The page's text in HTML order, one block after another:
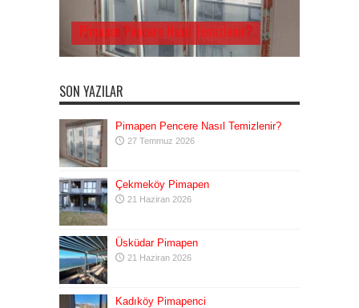
Pimapen Pencere Nasıl Temizlenir?
SON YAZILAR
Pimapen Pencere Nasıl Temizlenir?
27 Temmuz 2026
Çekmeköy Pimapen
21 Haziran 2026
Üsküdar Pimapen
21 Haziran 2026
Kadıköy Pimapenci